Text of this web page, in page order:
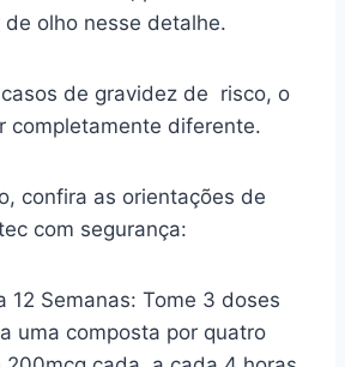
olho nesse detalhe.
de gravidez de risco, o
completamente diferente.
confira as orientações de
com segurança:
12 Semanas: Tome 3 doses
uma composta por quatro